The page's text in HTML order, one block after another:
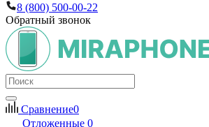
8 (800) 500-00-22
Обратный звонок
Сравнение0
Отложенные 0